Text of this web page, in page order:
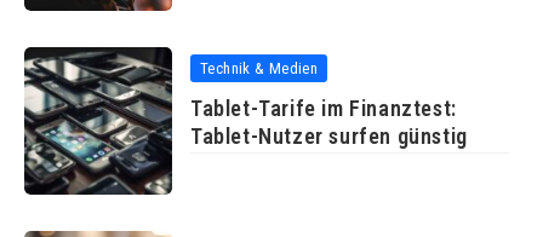
Technik & Medien
Tablet-Tarife im Finanztest:
Tablet-Nutzer surfen günstig